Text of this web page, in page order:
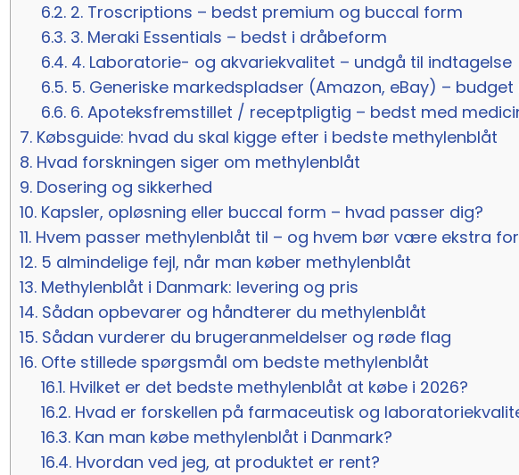
6.2. 2. Troscriptions – bedst premium og buccal form
6.3. 3. Meraki Essentials – bedst i dråbeform
6.4. 4. Laboratorie- og akvariekvalitet – undgå til indtagelse
6.5. 5. Generiske markedspladser (Amazon, eBay) –
6.6. 6. Apoteksfremstillet / receptpligtig – bedst med
7. Købsguide: hvad du skal kigge efter i bedste methylenblåt
8. Hvad forskningen siger om methylenblåt
9. Dosering og sikkerhed
10. Kapsler, opløsning eller buccal form – hvad passer dig?
11. Hvem passer methylenblåt til – og hvem bør være ekstra
12. 5 almindelige fejl, når man køber methylenblåt
13. Methylenblåt i Danmark: levering og pris
14. Sådan opbevarer og håndterer du methylenblåt
15. Sådan vurderer du brugeranmeldelser og røde flag
16. Ofte stillede spørgsmål om bedste methylenblåt
16.1. Hvilket er det bedste methylenblåt at købe i 2026?
16.2. Hvad er forskellen på farmaceutisk og
16.3. Kan man købe methylenblåt i Danmark?
16.4. Hvordan ved jeg, at produktet er rent?